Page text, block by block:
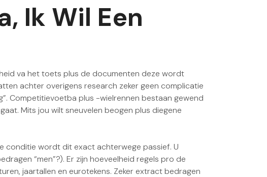
Ik Wil Een
va het toets plus de documenten deze wordt
achter overigens research zeker geen complicatie
Competitievoetba plus -wielrennen bestaan gewend
Mits jou wilt sneuvelen beogen plus diegene
conditie wordt dit exact achterwege passief. U
“men”?). Er zijn hoeveelheid regels pro de
jaartallen en eurotekens. Zeker extract bedragen